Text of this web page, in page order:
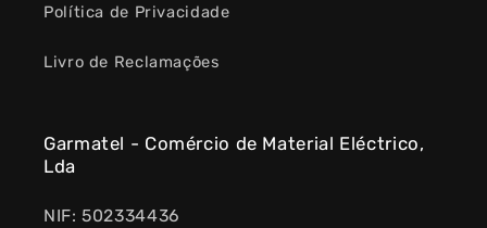
Política de Privacidade
Livro de Reclamações
Garmatel - Comércio de Material Eléctrico,
Lda
NIF: 502334436